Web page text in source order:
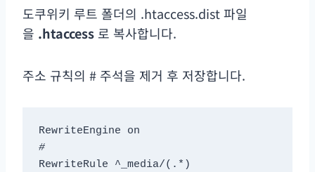
도쿠위키 루트 폴더의 .htaccess.dist 파일
을 .htaccess 로 복사합니다.
주소 규칙의 # 주석을 제거 후 저장합니다.
#
RewriteRule ^_media/(.*)